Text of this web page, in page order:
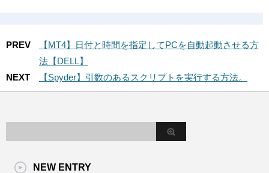
PREV
【MT4】日付と時間を指定してPCを自動起動させる方
法【DELL】
NEXT
【Spyder】引数のあるスクリプトを実行する方法。
NEW ENTRY